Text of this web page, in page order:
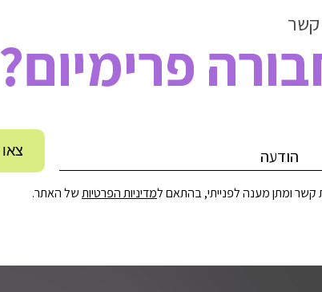
קשר
פרימיום?
קשר ומתן מענה לפנייתי, בהתאם למדיניות הפרטיותשל האתר.